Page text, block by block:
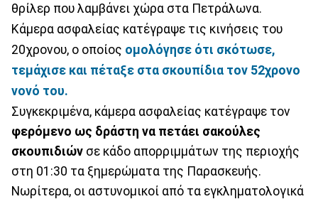
θρίλερ που λαμβάνει χώρα στα Πετράλωνα.
Κάμερα ασφαλείας κατέγραψε τις κινήσεις του
20χρονου, ο οποίος ομολόγησε ότι σκότωσε,
τεμάχισε και πέταξε στα σκουπίδια τον 52χρονο
νονό του.
Συγκεκριμένα, κάμερα ασφαλείας κατέγραψε τον
φερόμενο ως δράστη να πετάει σακούλες
σκουπιδιών σε κάδο απορριμμάτων της περιοχής
στη 01:30 τα ξημερώματα της Παρασκευής.
Νωρίτερα, οι αστυνομικοί από τα εγκληματολογικά